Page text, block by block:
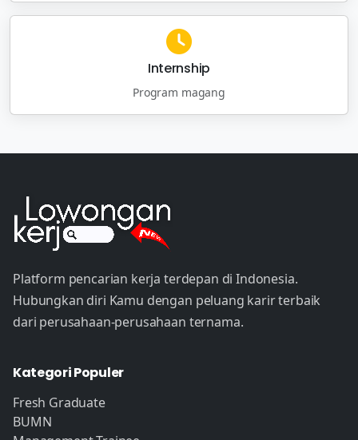
Internship
Program magang
Platform pencarian kerja terdepan di Indonesia.
Hubungkan diri Kamu dengan peluang karir terbaik
dari perusahaan-perusahaan ternama.
Kategori Populer
Fresh Graduate
BUMN